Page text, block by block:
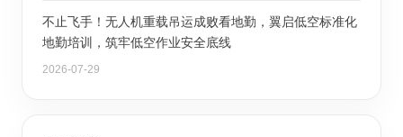
不止飞手！无人机重载吊运成败看地勤，翼启低空标准化
地勤培训，筑牢低空作业安全底线
2026-07-29